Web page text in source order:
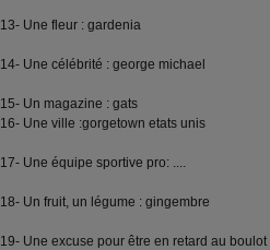
13- Une fleur : gardenia
14- Une célébrité : george michael
15- Un magazine : gats
16- Une ville :gorgetown etats unis
17- Une équipe sportive pro: ....
18- Un fruit, un légume : gingembre
19- Une excuse pour être en retard au boulot